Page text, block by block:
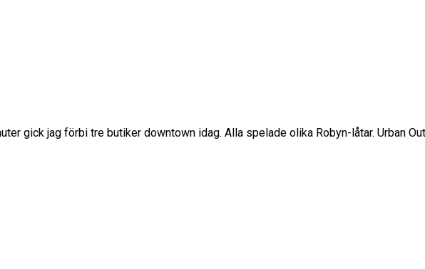
gick jag förbi tre butiker downtown idag. Alla spelade olika Robyn-låtar. Urban